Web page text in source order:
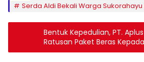
Serda Aldi Bekali Warga
Bentuk Kepedulian, PT.
Ratusan Paket Beras
Warga Sekitar